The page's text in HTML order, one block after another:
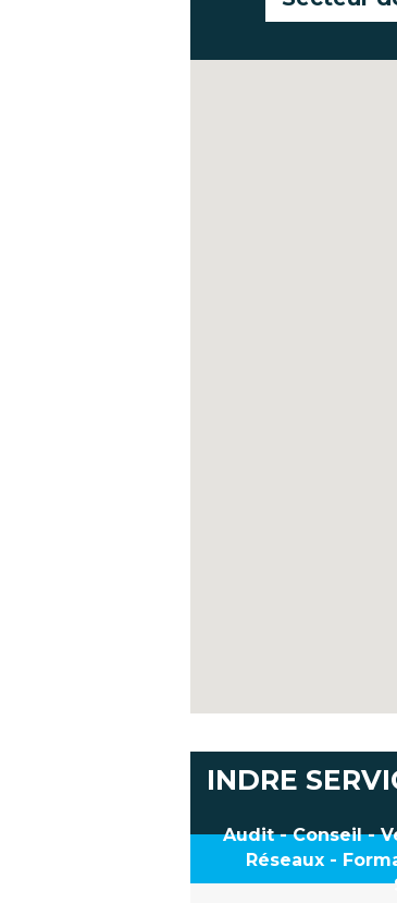
INDRE
Audit - Conseil -
Réseaux -